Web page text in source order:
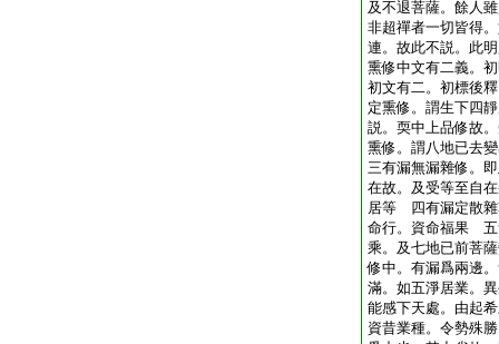
及不退菩薩。餘人
非超禪者一切皆得
連。故此不説。此
熏修中文有二義。
初文有二。初標後
定熏修。謂生下四
説。耎中上品修故
熏修。謂八地已去
三有漏無漏雜修。
在故。及受等至自
居等 四有漏定散雜
命行。資命福果 五
乘。及七地已前菩
修中。有漏爲兩邊
滿。如五淨居業。
能感下天處。由起
資昔業種。令勢殊